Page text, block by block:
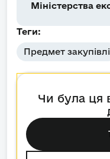
Міністерства
Теги:
Предмет закупівлі
Чи була ця